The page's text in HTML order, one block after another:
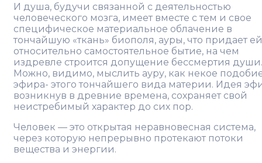
И душа, будучи связанной с деятельностью
человеческого мозга, имеет вместе с тем и свое
специфическое материальное облачение в
тончайшую «ткань» биополя, ауры, что придает ей
относительно самостоятельное бытие, на чем
издревле строится допущение бессмертия души.
Можно, видимо, мыслить ауру, как некое
эфира- этого тончайшего вида материи. Идея
возникнув в древние времена, сохраняет свой
неистребимый характер до сих пор.
Человек — это открытая неравновесная система,
через которую непрерывно протекают потоки
вещества и энергии.